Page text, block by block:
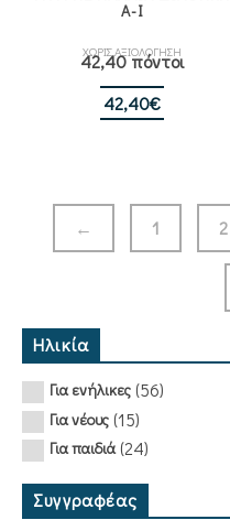
Α-Ι
ΧΩΡΙΣ ΑΞΙΟΛΟΓΗΣΗ
42,40 πόντοι
42,40€
← 1 2
Ηλικία
Για ενήλικες (56)
Για νέους (15)
Για παιδιά(24)
Συγγραφέας